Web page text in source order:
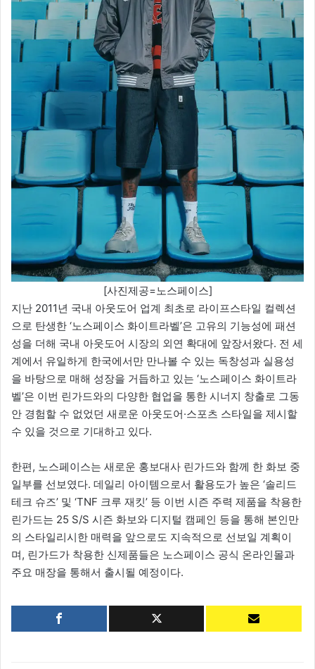
[사진제공=노스페이스]
지난 2011년 국내 아웃도어 업계 최초로 라이프스타일 컬렉션
으로 탄생한 ‘노스페이스 화이트라벨’은 고유의 기능성에 패션
성을 더해 국내 아웃도어 시장의 외연 확대에 앞장서왔다. 전 세
계에서 유일하게 한국에서만 만나볼 수 있는 독창성과 실용성
을 바탕으로 매해 성장을 거듭하고 있는 ‘노스페이스 화이트라
벨’은 이번 린가드와의 다양한 협업을 통한 시너지 창출로 그동
안 경험할 수 없었던 새로운 아웃도어·스포츠 스타일을 제시할
수 있을 것으로 기대하고 있다.
한편, 노스페이스는 새로운 홍보대사 린가드와 함께 한 화보 중
일부를 선보였다. 데일리 아이템으로서 활용도가 높은 ‘솔리드
테크 슈즈’ 및 ‘TNF 크루 재킷’ 등 이번 시즌 주력 제품을 착용한
린가드는 25 S/S 시즌 화보와 디지털 캠페인 등을 통해 본인만
의 스타일리시한 매력을 앞으로도 지속적으로 선보일 계획이
며, 린가드가 착용한 신제품들은 노스페이스 공식 온라인몰과
주요 매장을 통해서 출시될 예정이다.